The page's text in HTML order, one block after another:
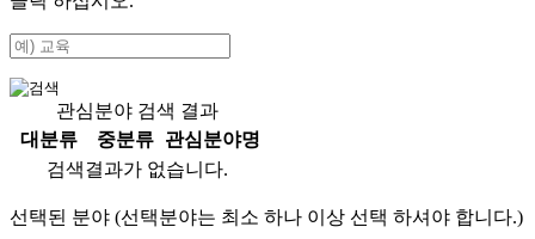
관심분야 검색 결과
대분류
중분류
관심분야명
검색결과가 없습니다.
선택된 분야 (선택분야는 최소 하나 이상 선택 하셔야 합니다.)